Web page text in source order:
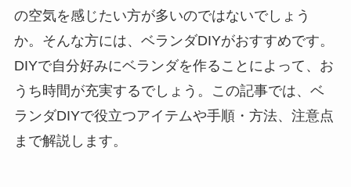
の空気を感じたい方が多いのではないでしょう
か。そんな方には、ベランダDIYがおすすめです。
DIYで自分好みにベランダを作ることによって、お
うち時間が充実するでしょう。この記事では、ベ
ランダDIYで役立つアイテムや手順・方法、注意点
まで解説します。